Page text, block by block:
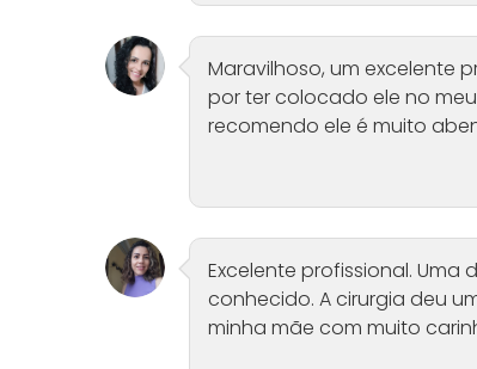
Maravilhoso, um excelente
por ter colocado ele no
recomendo ele é muito
Excelente profissional.
conhecido. A cirurgia deu
minha mãe com muito